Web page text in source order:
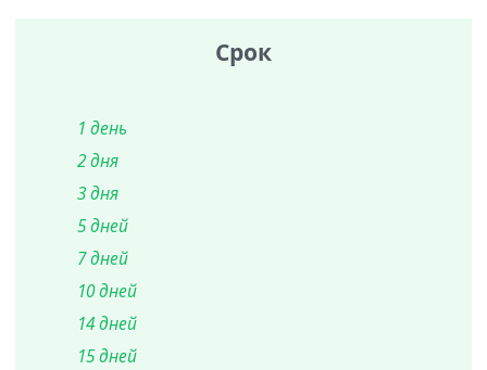
Срок
1 день
2 дня
3 дня
5 дней
7 дней
10 дней
14 дней
15 дней